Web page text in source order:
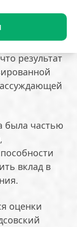
было
результат
была частью
вклад в
оценки